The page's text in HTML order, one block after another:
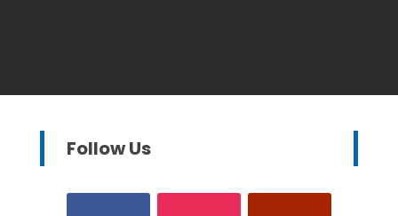
Follow Us